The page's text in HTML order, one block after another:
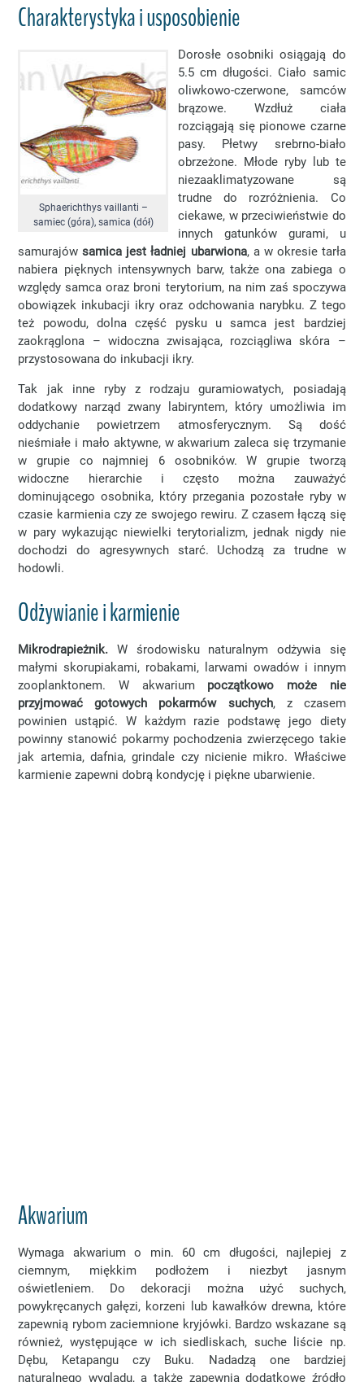
Charakterystyka i usposobienie
Sphaerichthys vaillanti –
samiec (góra), samica (dół)
Dorosłe osobniki osiągają do
5.5 cm długości. Ciało samic
oliwkowo-czerwone, samców
brązowe. Wzdłuż ciała
rozciągają się pionowe czarne
pasy. Płetwy srebrno-biało
obrzeżone. Młode ryby lub te
niezaaklimatyzowane są
trudne do rozróżnienia. Co
ciekawe, w przeciwieństwie do
innych gatunków gurami, u
samurajówsamica jest ładniej ubarwiona, a w okresie tarła
nabiera pięknych intensywnych barw, także ona zabiega o
względy samca oraz broni terytorium, na nim zaś spoczywa
obowiązek inkubacji ikry oraz odchowania narybku. Z tego
też powodu, dolna część pysku u samca jest bardziej
zaokrąglona – widoczna zwisająca, rozciągliwa skóra –
przystosowana do inkubacji ikry.
Tak jak inne ryby z rodzaju guramiowatych, posiadają
dodatkowy narząd zwany labiryntem, który umożliwia im
oddychanie powietrzem atmosferycznym. Są dość
nieśmiałe i mało aktywne, w akwarium zaleca się trzymanie
w grupie co najmniej 6 osobników. W grupie tworzą
widoczne hierarchie i często można zauważyć
dominującego osobnika, który przegania pozostałe ryby w
czasie karmienia czy ze swojego rewiru. Z czasem łączą się
w pary wykazując niewielki terytorializm, jednak nigdy nie
dochodzi do agresywnych starć. Uchodzą za trudne w
hodowli.
Odżywianie i karmienie
Mikrodrapieżnik. W środowisku naturalnym odżywia się
małymi skorupiakami, robakami, larwami owadów i innym
zooplanktonem. W akwarium początkowo może nie
przyjmować gotowych pokarmów suchych, z czasem
powinien ustąpić. W każdym razie podstawę jego diety
powinny stanowić pokarmy pochodzenia zwierzęcego takie
jak artemia, dafnia, grindale czy nicienie mikro. Właściwe
karmienie zapewni dobrą kondycję i piękne ubarwienie.
Akwarium
Wymaga akwarium o min. 60 cm długości, najlepiej z
ciemnym, miękkim podłożem i niezbyt jasnym
oświetleniem. Do dekoracji można użyć suchych,
powykręcanych gałęzi, korzeni lub kawałków drewna, które
zapewnią rybom zaciemnione kryjówki. Bardzo wskazane są
również, występujące w ich siedliskach, suche liście np.
Dębu, Ketapangu czy Buku. Nadadzą one bardziej
naturalnego wyglądu, a także zapewnią dodatkowe źródło